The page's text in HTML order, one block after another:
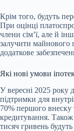
Крім того, будуть
При оцінці
члени сім’ї, але й
залучити майнового
додаткове
Які нові умови
У вересні 2025 року
підтримки для
70% першого внеску
кредитування.
тисяч гривень